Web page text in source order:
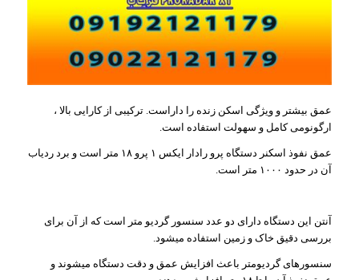
عمق بیشتر و ویژگی اسکن زنده را داراست. ترکیبی از کارایی بالا ،
ارگونومی کامل و سهولت استفاده است.
عمق نفوذ اسکنر دستگاه پرو رادار ایکس ۱ پرو ۱۸ متر است و برد ردیاب
آن در حدود ۱۰۰۰ متر است.
آنتن این دستگاه دارای دو عدد سنسور گردیو متر است که از آن برای
بررسی دقیق خاک و زمین استفاده میشود.
سنسورهای گردیومتر باعث افزایش عمق و دقت دستگاه میشوند و